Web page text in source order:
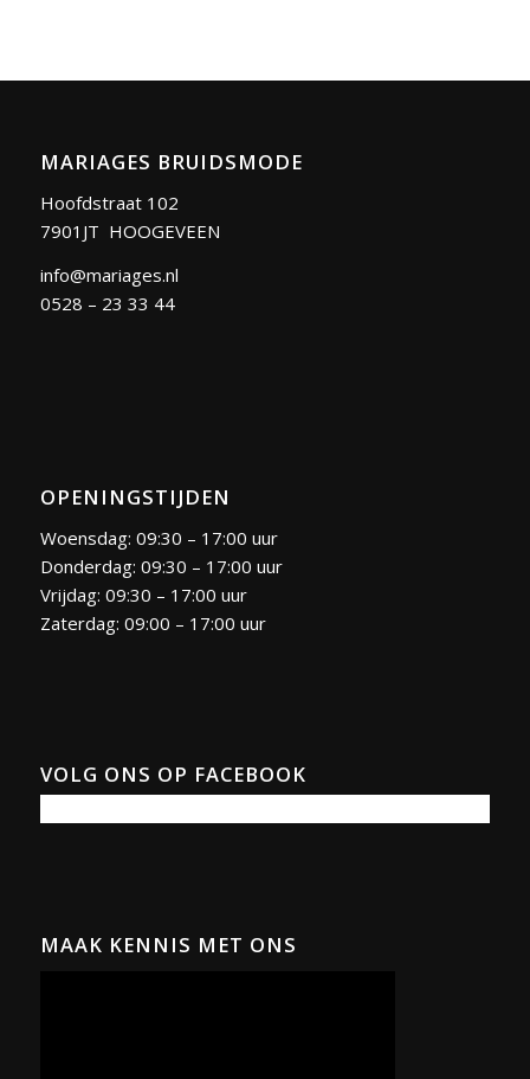
MARIAGES BRUIDSMODE
Hoofdstraat 102
7901JT HOOGEVEEN
info@mariages.nl
0528 – 23 33 44
OPENINGSTIJDEN
Woensdag: 09:30 – 17:00 uur
Donderdag: 09:30 – 17:00 uur
Vrijdag: 09:30 – 17:00 uur
Zaterdag: 09:00 – 17:00 uur
VOLG ONS OP FACEBOOK
MAAK KENNIS MET ONS